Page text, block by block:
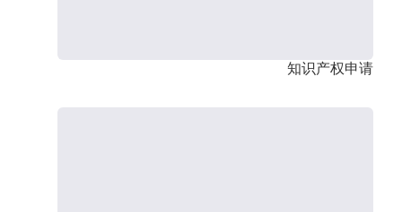
知识产权申请